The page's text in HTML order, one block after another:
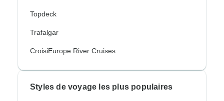
Topdeck
Trafalgar
CroisiEurope River Cruises
Styles de voyage les plus populaires